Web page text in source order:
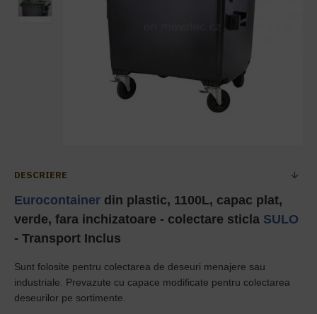
DESCRIERE
Eurocontainer din plastic, 1100L, capac plat,
verde, fara inchizatoare - colectare sticla SULO
- Transport Inclus
Sunt folosite pentru colectarea de deseuri menajere sau
industriale. Prevazute cu capace modificate pentru colectarea
deseurilor pe sortimente.